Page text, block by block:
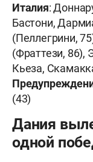
Италия:
Бастони,
(Пеллегрини,
(Фраттези, 86),
Кьеза,
(43)
Дания
одной